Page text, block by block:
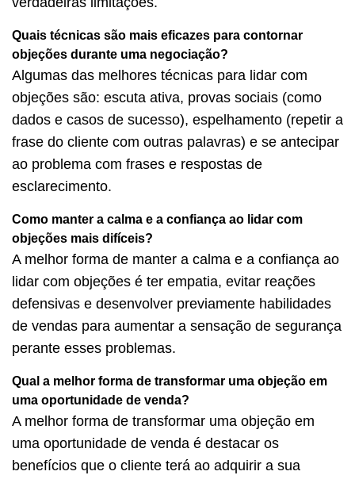
Quais técnicas são mais eficazes para contornar
objeções durante uma negociação?
Algumas das melhores técnicas para lidar com
objeções são: escuta ativa, provas sociais (como
dados e casos de sucesso), espelhamento (repetir a
frase do cliente com outras palavras) e se antecipar
ao problema com frases e respostas de
esclarecimento.
Como manter a calma e a confiança ao lidar com
objeções mais difíceis?
A melhor forma de manter a calma e a confiança ao
lidar com objeções é ter empatia, evitar reações
defensivas e desenvolver previamente habilidades
de vendas para aumentar a sensação de segurança
perante esses problemas.
Qual a melhor forma de transformar uma objeção em
uma oportunidade de venda?
A melhor forma de transformar uma objeção em
uma oportunidade de venda é destacar os
benefícios que o cliente terá ao adquirir a sua